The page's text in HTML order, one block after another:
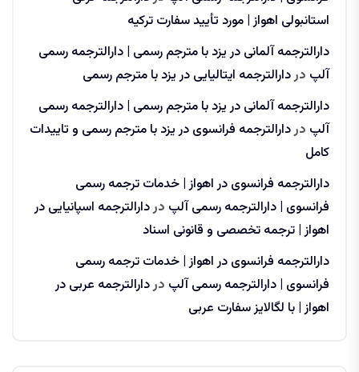
استانبولی اهواز | مورد تأیید سفارت ترکیه
دارالترجمه آلمانی در یزد با مترجم رسمی | دارالترجمه رسمی
آلپ دردارالترجمه ایتالیایی در یزد با مترجم رسمی
دارالترجمه آلمانی در یزد با مترجم رسمی | دارالترجمه رسمی
آلپ دردارالترجمه فرانسوی در یزد با مترجم رسمی و تاییدات
کامل
دارالترجمه فرانسوی در اهواز | خدمات ترجمه رسمی
فرانسوی | دارالترجمه رسمی آلپ دردارالترجمه اسپانیایی در
اهواز | ترجمه تخصصی و قانونی اسناد
دارالترجمه فرانسوی در اهواز | خدمات ترجمه رسمی
فرانسوی | دارالترجمه رسمی آلپ دردارالترجمه عربی در
اهواز | با لگالایز سفارت عربی